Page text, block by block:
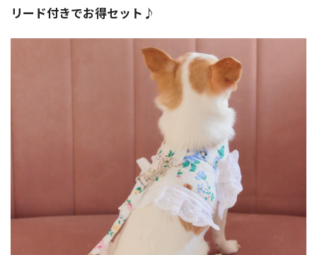
リード付きでお得セット♪